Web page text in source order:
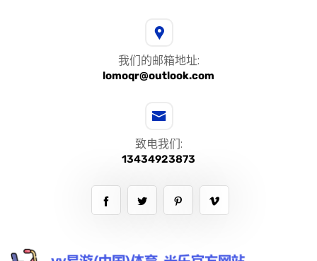
我们的邮箱地址:
lomoqr@outlook.com
致电我们:
13434923873